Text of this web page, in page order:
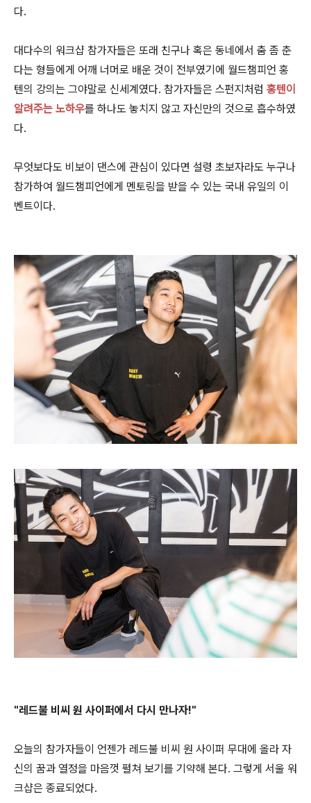
다.
대다수의 워크샵 참가자들은 또래 친구나 혹은 동네에서 춤 좀 춘
다는 형들에게 어깨 너머로 배운 것이 전부였기에 월드챔피언 홍
텐의 강의는 그야말로 신세계였다. 참가자들은 스펀지처럼 홍텐이
알려주는 노하우를 하나도 놓치지 않고 자신만의 것으로 흡수하였
다.
무엇보다도 비보이 댄스에 관심이 있다면 설령 초보자라도 누구나
참가하여 월드챔피언에게 멘토링을 받을 수 있는 국내 유일의 이
벤트이다.
"레드불 비씨 원 사이퍼에서 다시 만나자!"
오늘의 참가자들이 언젠가 레드불 비씨 원 사이퍼 무대에 올라 자
신의 꿈과 열정을 마음껏 펼쳐 보기를 기약해 본다. 그렇게 서울 워
크샵은 종료되었다.